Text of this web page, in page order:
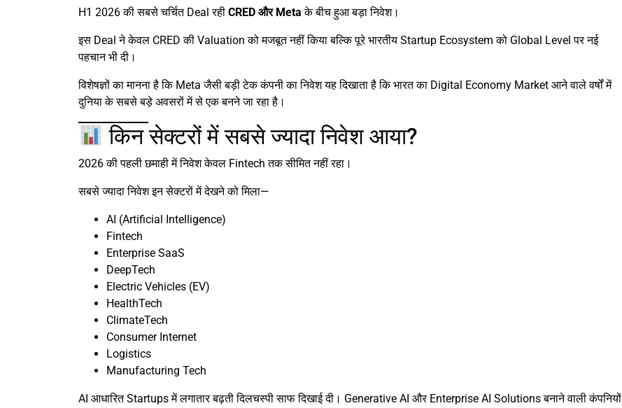
H1 2026 की सबसे चर्चित Deal रही CRED और Meta के बीच हुआ बड़ा निवेश।
इस Deal ने केवल CRED की Valuation को मजबूत नहीं किया बल्कि पूरे भारतीय Startup Ecosystem को Global Level पर नई
पहचान भी दी।
विशेषज्ञों का मानना है कि Meta जैसी बड़ी टेक कंपनी का निवेश यह दिखाता है कि भारत का Digital Economy Market आने वाले वर्षों में
दुनिया के सबसे बड़े अवसरों में से एक बनने जा रहा है।
किन सेक्टरों में सबसे ज्यादा निवेश आया?
2026 की पहली छमाही में निवेश केवल Fintech तक सीमित नहीं रहा।
सबसे ज्यादा निवेश इन सेक्टरों में देखने को मिला—
AI (Artificial Intelligence)
Fintech
Enterprise SaaS
DeepTech
Electric Vehicles (EV)
HealthTech
ClimateTech
Consumer Internet
Logistics
Manufacturing Tech
AI आधारित Startups में लगातार बढ़ती दिलचस्पी साफ दिखाई दी। Generative AI और Enterprise AI Solutions बनाने वाली कंपनियों